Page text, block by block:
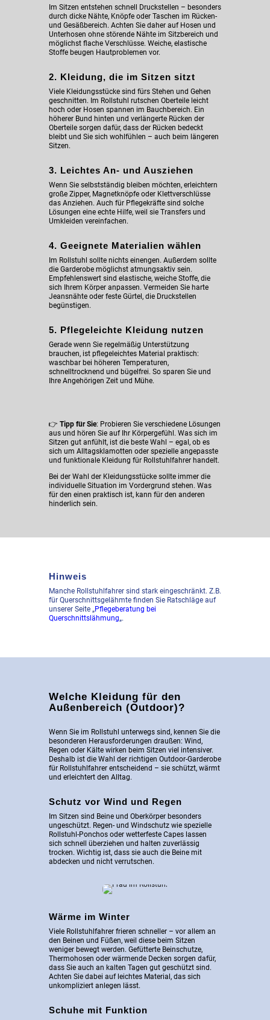
Im Sitzen entstehen schnell Druckstellen – besonders
durch dicke Nähte, Knöpfe oder Taschen im Rücken-
und Gesäßbereich. Achten Sie daher auf Hosen und
Unterhosen ohne störende Nähte im Sitzbereich und
möglichst flache Verschlüsse. Weiche, elastische
Stoffe beugen Hautproblemen vor.
2. Kleidung, die im Sitzen sitzt
Viele Kleidungsstücke sind fürs Stehen und Gehen
geschnitten. Im Rollstuhl rutschen Oberteile leicht
hoch oder Hosen spannen im Bauchbereich. Ein
höherer Bund hinten und verlängerte Rücken der
Oberteile sorgen dafür, dass der Rücken bedeckt
bleibt und Sie sich wohlfühlen – auch beim längeren
Sitzen.
3. Leichtes An- und Ausziehen
Wenn Sie selbstständig bleiben möchten, erleichtern
große Zipper, Magnetknöpfe oder Klettverschlüsse
das Anziehen. Auch für Pflegekräfte sind solche
Lösungen eine echte Hilfe, weil sie Transfers und
Umkleiden vereinfachen.
4. Geeignete Materialien wählen
Im Rollstuhl sollte nichts einengen. Außerdem sollte
die Garderobe möglichst atmungsaktiv sein.
Empfehlenswert sind elastische, weiche Stoffe, die
sich Ihrem Körper anpassen. Vermeiden Sie harte
Jeansnähte oder feste Gürtel, die Druckstellen
begünstigen.
5. Pflegeleichte Kleidung nutzen
Gerade wenn Sie regelmäßig Unterstützung
brauchen, ist pflegeleichtes Material praktisch:
waschbar bei höheren Temperaturen,
schnelltrocknend und bügelfrei. So sparen Sie und
Ihre Angehörigen Zeit und Mühe.
👉 Tipp für Sie: Probieren Sie verschiedene Lösungen
aus und hören Sie auf Ihr Körpergefühl. Was sich im
Sitzen gut anfühlt, ist die beste Wahl – egal, ob es
sich um Alltagsklamotten oder spezielle angepasste
und funktionale Kleidung für Rollstuhlfahrer handelt.
Bei der Wahl der Kleidungsstücke sollte immer die
individuelle Situation im Vordergrund stehen. Was
für den einen praktisch ist, kann für den anderen
hinderlich sein.
Hinweis
Manche Rollstuhlfahrer sind stark eingeschränkt. Z.B.
für Querschnittsgelähmte finden Sie Ratschläge auf
unserer Seite „Pflegeberatung bei
Querschnittslähmung„.
Welche Kleidung für den
Außenbereich (Outdoor)?
Wenn Sie im Rollstuhl unterwegs sind, kennen Sie die
besonderen Herausforderungen draußen: Wind,
Regen oder Kälte wirken beim Sitzen viel intensiver.
Deshalb ist die Wahl der richtigen Outdoor-Garderobe
für Rollstuhlfahrer entscheidend – sie schützt, wärmt
und erleichtert den Alltag.
Schutz vor Wind und Regen
Im Sitzen sind Beine und Oberkörper besonders
ungeschützt. Regen- und Windschutz wie spezielle
Rollstuhl-Ponchos oder wetterfeste Capes lassen
sich schnell überziehen und halten zuverlässig
trocken. Wichtig ist, dass sie auch die Beine mit
abdecken und nicht verrutschen.
Wärme im Winter
Viele Rollstuhlfahrer frieren schneller – vor allem an
den Beinen und Füßen, weil diese beim Sitzen
weniger bewegt werden. Gefütterte Beinschutze,
Thermohosen oder wärmende Decken sorgen dafür,
dass Sie auch an kalten Tagen gut geschützt sind.
Achten Sie dabei auf leichtes Material, das sich
unkompliziert anlegen lässt.
Schuhe mit Funktion